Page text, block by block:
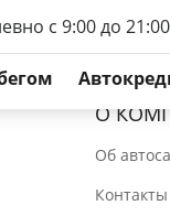
с 9:00 до 21:00
О
Об
Контакты